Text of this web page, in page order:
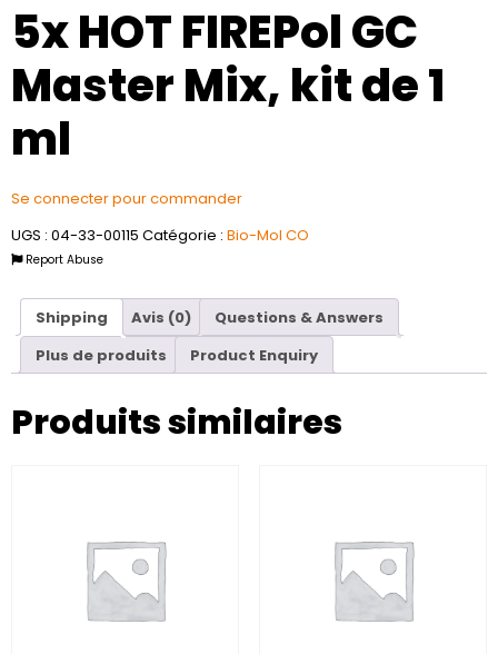
5x HOT FIREPol GC
Master Mix, kit de 1
ml
Se connecter pour commander
UGS : 04-33-00115 Catégorie : Bio-Mol CO
Report Abuse
Shipping Avis (0)
Questions & Answers
Plus de produits
Product Enquiry
Produits similaires